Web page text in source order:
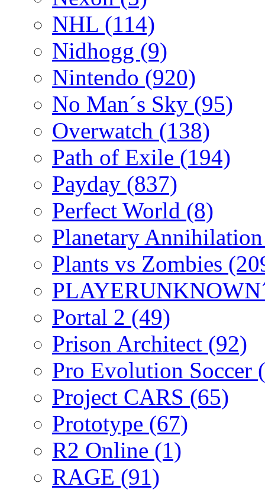
NHL (114)
Nidhogg (9)
Nintendo (920)
No Man´s Sky (95)
Overwatch (138)
Path of Exile (194)
Payday (837)
Perfect World (8)
Planetary
Plants vs Zombies
Portal 2 (49)
Prison Architect (92)
Pro Evolution Soccer
Project CARS (65)
Prototype (67)
R2 Online (1)
RAGE (91)